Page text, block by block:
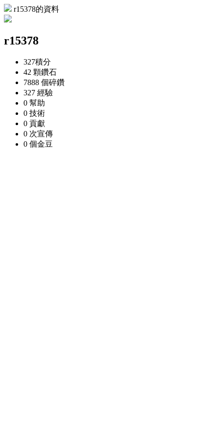
r15378的資料
r15378
327積分
42 顆鑽石
7888 個碎鑽
327 經驗
0 幫助
0 技術
0 貢獻
0 次宣傳
0 個金豆